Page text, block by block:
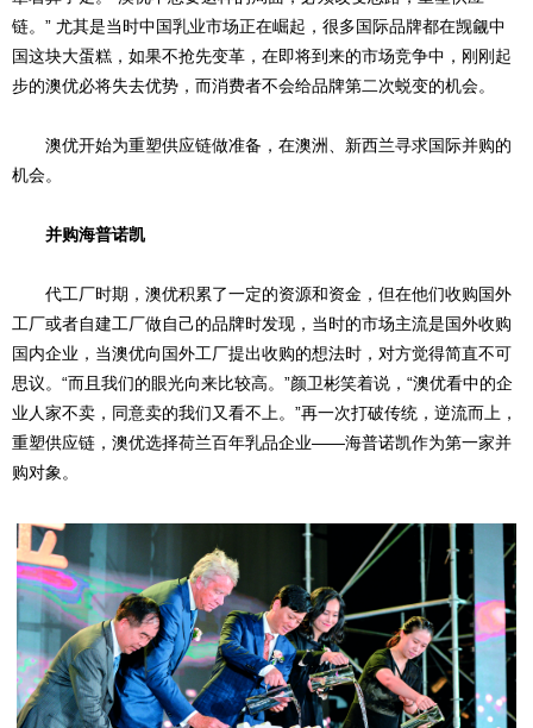
链。” 尤其是当时中国乳业市场正在崛起，很多国际品牌都在觊觎中
国这块大蛋糕，如果不抢先变革，在即将到来的市场竞争中，刚刚起
步的澳优必将失去优势，而消费者不会给品牌第二次蜕变的机会。
澳优开始为重塑供应链做准备，在澳洲、新西兰寻求国际并购的
机会。
并购海普诺凯
代工厂时期，澳优积累了一定的资源和资金，但在他们收购国外
工厂或者自建工厂做自己的品牌时发现，当时的市场主流是国外收购
国内企业，当澳优向国外工厂提出收购的想法时，对方觉得简直不可
思议。“而且我们的眼光向来比较高。”颜卫彬笑着说，“澳优看中的企
业人家不卖，同意卖的我们又看不上。”再一次打破传统，逆流而上，
重塑供应链，澳优选择荷兰百年乳品企业——海普诺凯作为第一家并
购对象。